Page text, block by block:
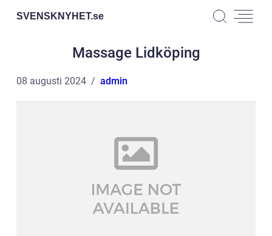
SVENSKNYHET.se
Massage Lidköping
08 augusti 2024 admin